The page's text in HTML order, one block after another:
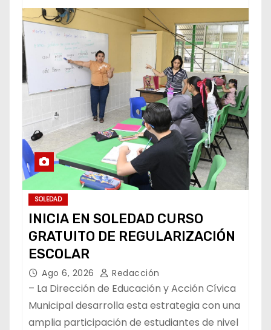
SOLEDAD
INICIA EN SOLEDAD CURSO
GRATUITO DE REGULARIZACIÓN
ESCOLAR
Ago 6, 2026 Redacción
– La Dirección de Educación y Acción Cívica
Municipal desarrolla esta estrategia con una
amplia participación de estudiantes de nivel